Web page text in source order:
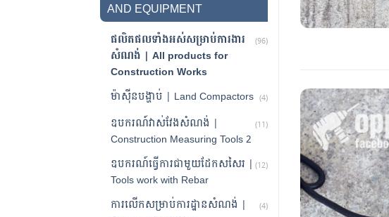
AND EQUIPMENT
ផលិតផលទាំងអស់សម្រាប់ការងារ
សំណង់ | All products for
Construction Works
(96)
ម៉ាស៊ីនបង្ហាប់ | Land Compactors (4)
ឧបករណ៍វាស់វែងសំណង់ |
Construction Measuring Tools 2
(11)
ឧបករណ៍ធ្វើការជាមួយដែកសសៃរ |
Tools work with Rebar
(12)
ការលើកសម្រាប់ការដ្ឋានសំណង់ |
(4)